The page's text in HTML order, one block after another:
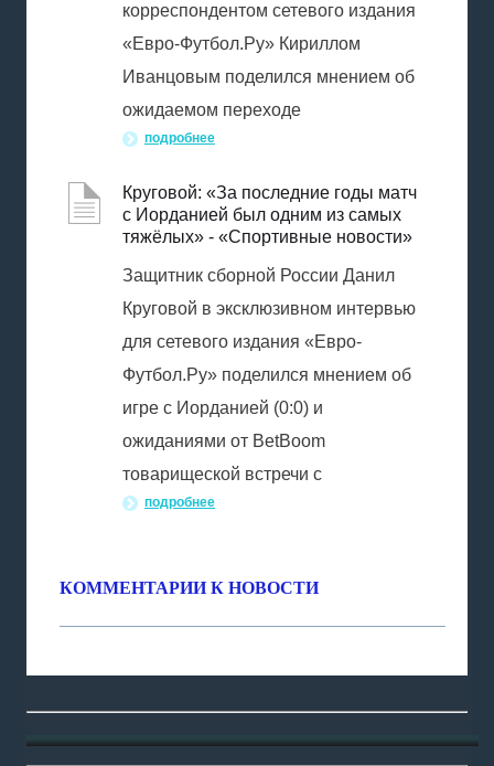
корреспондентом сетевого издания
«Евро-Футбол.Ру» Кириллом
Иванцовым поделился мнением об
ожидаемом переходе
подробнее
Круговой: «За последние годы матч
с Иорданией был одним из самых
тяжёлых» - «Спортивные новости»
Защитник сборной России Данил
Круговой в эксклюзивном интервью
для сетевого издания «Евро-
Футбол.Ру» поделился мнением об
игре с Иорданией (0:0) и
ожиданиями от BetBoom
товарищеской встречи с
подробнее
КОММЕНТАРИИ К НОВОСТИ